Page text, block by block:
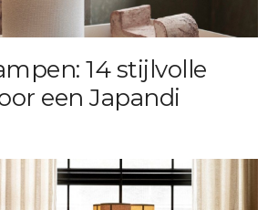
14 stijlvolle
een Japandi